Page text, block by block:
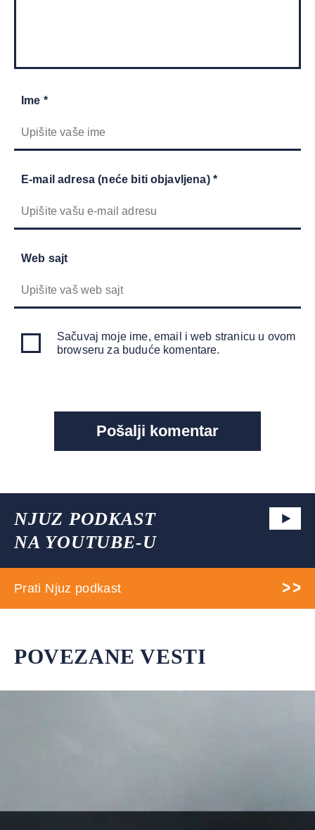
Ime *
E-mail adresa (neće biti objavljena) *
Web sajt
Sačuvaj moje ime, email i web stranicu u ovom
browseru za buduće komentare.
NJUZ PODKAST
NA YOUTUBE-U
Prati Njuz podkast
POVEZANE VESTI